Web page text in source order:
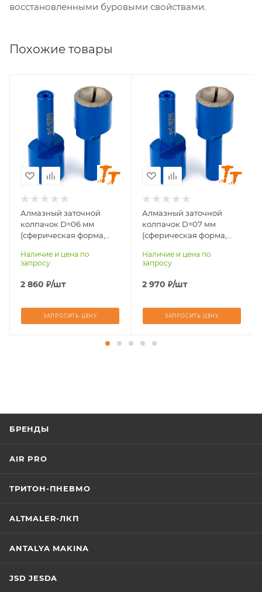
восстановленными буровыми свойствами.
Похожие товары
Геометрия заточки
сфера
Диаметр заточки, мм
Стандарт хвостовика
SANDVIK
Алмазный заточной
колпачок D=06 мм
(сферическая форма,
Sandvik
Наличие и цена по
запросу
2 860 ₽/шт
ЗАПРОСИТЬ ЦЕНУ
Геометрия заточки
сфера
Диаметр заточки, мм
Стандарт хвостовика
SANDVIK
Алмазный заточной
колпачок D=07 мм
(сферическая форма,
Sandvik
Наличие и цена по
запросу
2 970 ₽/шт
ЗАПРОСИТЬ ЦЕНУ
БРЕНДЫ
AIR PRO
ТРИТОН-ПНЕВМО
ALTMALER-ЛКП
ANTALYA MAKINA
JSD JESDA